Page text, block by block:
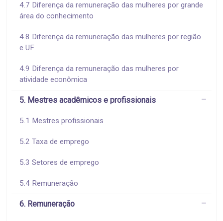
4.7 Diferença da remuneração das mulheres por grande
área do conhecimento
4.8 Diferença da remuneração das mulheres por região
e UF
4.9 Diferença da remuneração das mulheres por
atividade econômica
5. Mestres acadêmicos e profissionais
5.1 Mestres profissionais
5.2 Taxa de emprego
5.3 Setores de emprego
5.4 Remuneração
6. Remuneração